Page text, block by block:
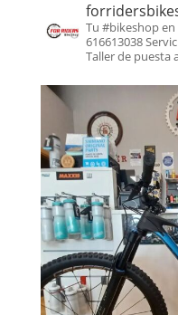
Tu #bikeshop
616613038
Taller de puesta